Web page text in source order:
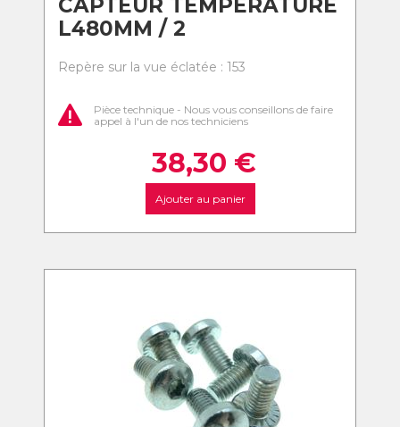
CAPTEUR TEMPERATURE
L480MM / 2
Repère sur la vue éclatée : 153
Pièce technique - Nous vous conseillons de faire
appel à l'un de nos techniciens
38,30 €
Ajouter au panier